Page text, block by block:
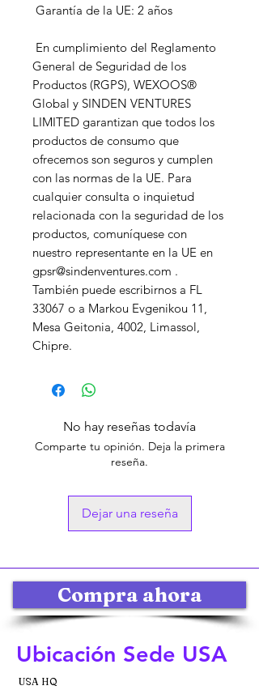
Garantía de la UE: 2 años
General de Seguridad de los
Productos (RGPS), WEXOOS®
Global y SINDEN VENTURES
LIMITED garantizan que todos los
productos de consumo que
ofrecemos son seguros y cumplen
con las normas de la UE. Para
cualquier consulta o inquietud
relacionada con la seguridad de los
productos, comuníquese con
gpsr@sindenventures.com .
También puede escribirnos a FL
33067 o a Markou Evgenikou 11,
Mesa Geitonia, 4002, Limassol,
Chipre.
No hay reseñas todavía
Comparte tu opinión. Deja la primera
reseña.
Dejar una reseña
Compra ahora
Ubicación Sede USA
USA HQ